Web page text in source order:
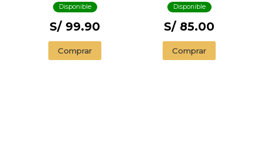
Disponible
S/ 99.90
Comprar
Disponible
S/ 85.00
Comprar